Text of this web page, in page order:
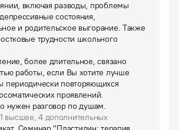
включая разводы, проблемы
состояния,
и родительское выгорание. Также
трудности школьного
более длительное, связано
работы, если Вы хотите лучше
периодически повторяющихся
проявлений.
нужен разговор по душам.
1 высшее,4дополнительных